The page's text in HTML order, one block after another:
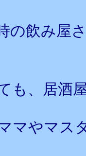
の飲み屋
も、居酒
マやマス